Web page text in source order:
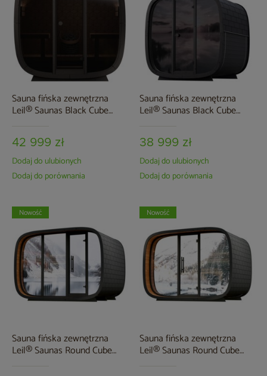
Sauna fińska zewnętrzna
Leil® Saunas Black Cube
42 999 zł
Dodaj do ulubionych
Dodaj do porównania
Sauna fińska zewnętrzna
Leil® Saunas Black Cube
38 999 zł
Dodaj do ulubionych
Dodaj do porównania
Sauna fińska zewnętrzna
Leil® Saunas Round Cube
Nowość
Sauna fińska zewnętrzna
Leil® Saunas Round Cube
Nowość